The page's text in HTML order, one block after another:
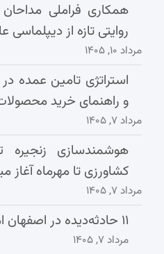
همکاری فراملی مداحان
روایتی تازه از دیپلماسی
مرداد ۱۰, ۱۴۰۵
استراتژی تامین عمده
و راهنمای خرید
مرداد ۷, ۱۴۰۵
هوشمندسازی زنجیره
کشاورزی تا مهرماه آغاز
مرداد ۷, ۱۴۰۵
۱۱ حادثه‌دیده در اصفهان امدادرسانی شدند
مرداد ۷, ۱۴۰۵